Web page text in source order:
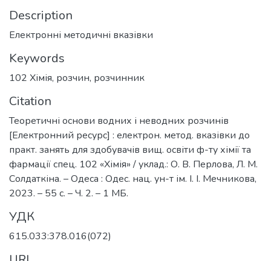
Description
Електронні методичні вказівки
Keywords
102 Хімія, розчин, розчинник
Citation
Теоретичні основи водних і неводних розчинів
[Електронний ресурс] : електрон. метод. вказівки до
практ. занять для здобувачів вищ. освіти ф-ту хімії та
фармації спец. 102 «Хімія» / уклад.: О. В. Перлова, Л. М.
Солдаткіна. – Одеса : Одес. нац. ун-т ім. І. І. Мечникова,
2023. – 55 c. – Ч. 2. – 1 МБ.
УДК
615.033:378.016(072)